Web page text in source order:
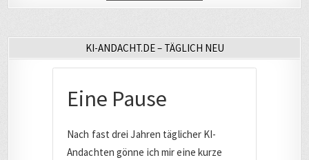
KI-ANDACHT.DE – TÄGLICH NEU